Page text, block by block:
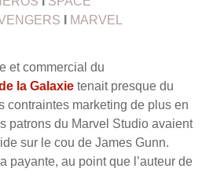
MARVEL
et commercial du
la Galaxie tenait presque du
contraintes marketing de plus en
patrons du Marvel Studio avaient
sur le cou de James Gunn.
payante, au point que l’auteur de